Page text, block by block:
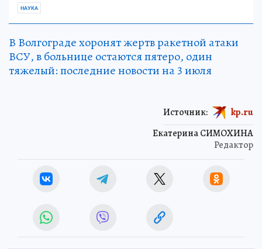
НАУКА
В Волгограде хоронят жертв ракетной атаки
ВСУ, в больнице остаются пятеро, один
тяжелый: последние новости на 3 июля
Екатерина СИМОХИНА
Редактор
Источник: kp.ru